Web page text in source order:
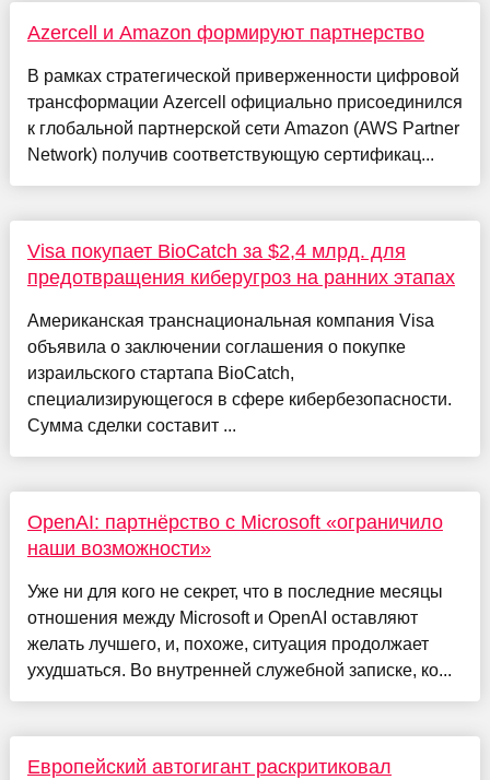
Azercell и Amazon формируют партнерство
В рамках стратегической приверженности цифровой
трансформации Azercell официально присоединился
к глобальной партнерской сети Amazon (AWS Partner
Network) получив соответствующую сертификац...
Visa покупает BioCatch за $2,4 млрд. для
предотвращения киберугроз на ранних этапах
Американская транснациональная компания Visa
объявила о заключении соглашения о покупке
израильского стартапа BioCatch,
специализирующегося в сфере кибербезопасности.
Сумма сделки составит ...
OpenAI: партнёрство с Microsoft «ограничило
наши возможности»
Уже ни для кого не секрет, что в последние месяцы
отношения между Microsoft и OpenAI оставляют
желать лучшего, и, похоже, ситуация продолжает
ухудшаться. Во внутренней служебной записке, ко...
Европейский автогигант раскритиковал